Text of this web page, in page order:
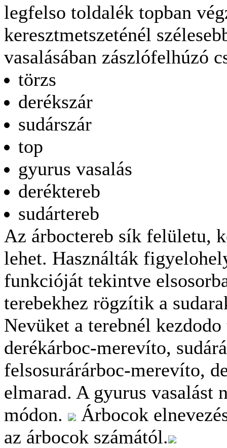
legfelso toldalék topban
keresztmetszeténél
vasalásában zászlófelhúzó
törzs
derékszár
sudárszár
top
gyurus vasalás
deréktereb
sudártereb
Az árboctereb sík felületu,
lehet. Használták
funkcióját tekintve
terebekhez rögzítik a
Nevüket a terebnél
derékárboc-merevíto,
felsosurárárboc-merevíto,
elmarad. A gyurus
módon.
Árbocok
az árbocok számától.